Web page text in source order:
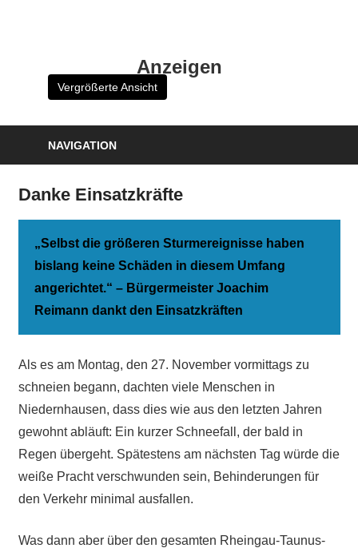
Anzeigen
Vergrößerte Ansicht
NAVIGATION
Danke Einsatzkräfte
„Selbst die größeren Sturmereignisse haben
bislang keine Schäden in diesem Umfang
angerichtet.“ – Bürgermeister Joachim
Reimann dankt den Einsatzkräften
Als es am Montag, den 27. November vormittags zu
schneien begann, dachten viele Menschen in
Niedernhausen, dass dies wie aus den letzten Jahren
gewohnt abläuft: Ein kurzer Schneefall, der bald in
Regen übergeht. Spätestens am nächsten Tag würde die
weiße Pracht verschwunden sein, Behinderungen für
den Verkehr minimal ausfallen.
Was dann aber über den gesamten Rheingau-Taunus-